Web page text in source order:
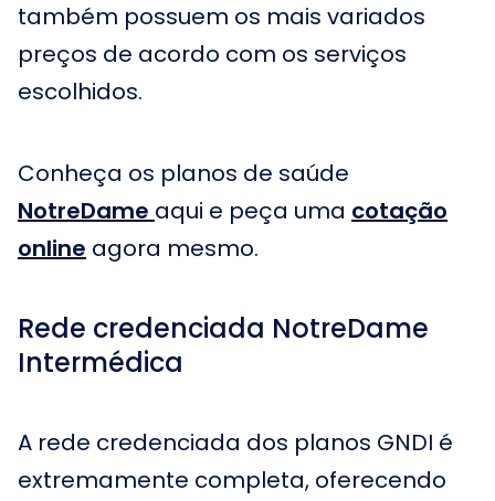
também possuem os mais variados
preços de acordo com os serviços
escolhidos.
Conheça os planos de saúde
NotreDame aqui e peça uma cotação
online agora mesmo.
Rede credenciada NotreDame
Intermédica
A rede credenciada dos planos GNDI é
extremamente completa, oferecendo